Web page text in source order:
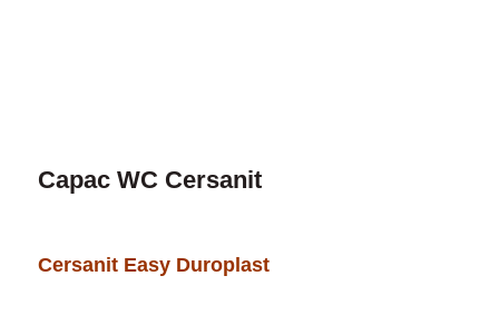
Capac WC Cersanit
Cersanit Easy Duroplast